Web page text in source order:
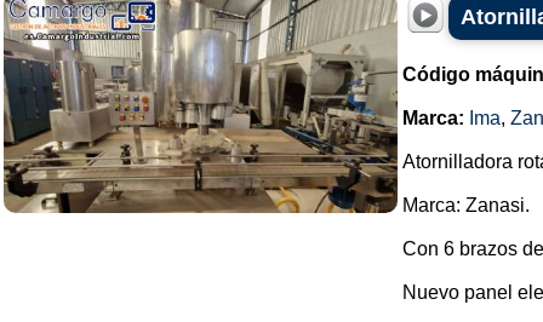
Código
Marca: Ima,
Atornilladora
Marca: Zanasi.
Con 6 brazos
Nuevo panel